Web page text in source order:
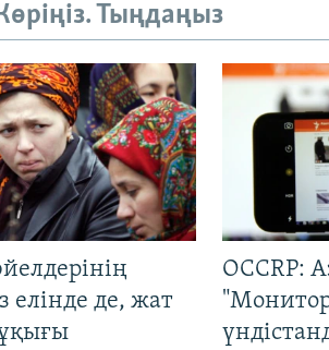
Тыңдаңыз
елінде де, жат
OCCRP: